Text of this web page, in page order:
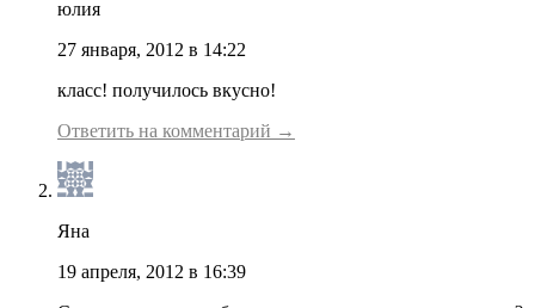
юлия
27 января, 2012 в 14:22
класс! получилось вкусно!
Ответить на комментарий →
Яна
19 апреля, 2012 в 16:39